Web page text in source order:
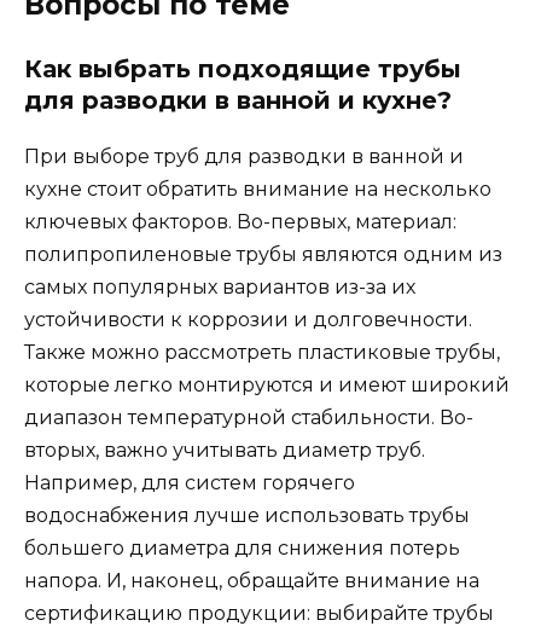
Как выбрать подходящие трубы
для разводки в ванной и кухне?
При выборе труб для разводки в ванной и
кухне стоит обратить внимание на несколько
ключевых факторов. Во-первых, материал:
полипропиленовые трубы являются одним из
самых популярных вариантов из-за их
устойчивости к коррозии и долговечности.
Также можно рассмотреть пластиковые трубы,
которые легко монтируются и имеют широкий
диапазон температурной стабильности. Во-
вторых, важно учитывать диаметр труб.
Например, для систем горячего
водоснабжения лучше использовать трубы
большего диаметра для снижения потерь
напора. И, наконец, обращайте внимание на
сертификацию продукции: выбирайте трубы